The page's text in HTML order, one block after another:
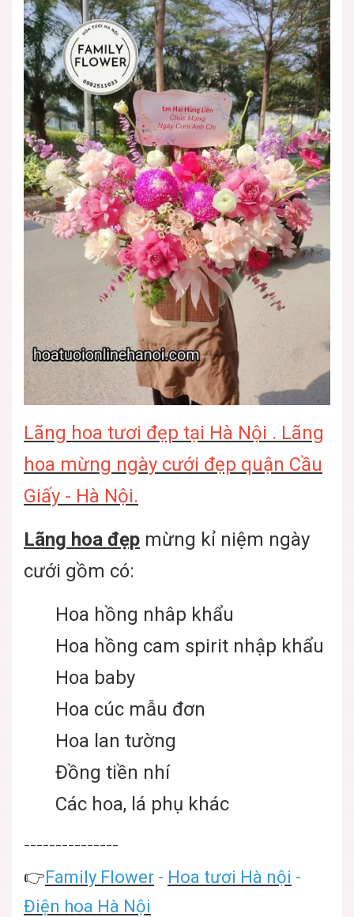
Lãng hoa tươi đẹp tại Hà Nội . Lãng
hoa mừng ngày cưới đẹp quận Cầu
Giấy - Hà Nội.
Lãng hoa đẹp mừng kỉ niệm ngày
cưới gồm có:
Hoa hồng nhâp khẩu
Hoa hồng cam spirit nhập khẩu
Hoa baby
Hoa cúc mẫu đơn
Hoa lan tường
Đồng tiền nhí
Các hoa, lá phụ khác
👉Family Flower - Hoa tươi Hà nội -
Điện hoa Hà Nội